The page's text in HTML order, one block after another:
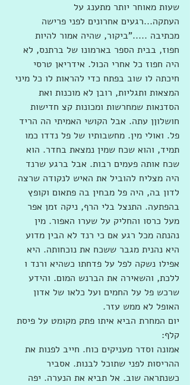
שעות מאוחר יותר מתענג על
העתקה...רגעים אחרונים לפני פרישה
מכתיבה ....."ביקור, שהיה אמור להיות
חפוז, בבית הספר בארמונו של ברתנס, לא
היה חפוז כל אחרי הכול. אידריאן טרסי
חיכתה לו שוב בפתח כדי להראות לו כל מיני
המצאות ותגליות, רובן לא מוכנות ואת
הסדנאות שמחרשות ומכונות קצ חדישות
חושלוןן עתה. אבל הקושי האמיתי הה הריד
פל. ואולי מין. מחשבותיו של פל נדדו כמו
תמיד, והוא שכח שמין נמצאת בחדר. הוא
שכח אותה פעמים רבות. אבל ברגע שרנד
היה מצליח להוביל את האיש לנקודה שרצה
לדון בה, היה פל מבחין בה פתאום וקופץ
בהפתעה. התנצל בלי הרף, ניקה זמן אפר
מעל כרסו והחליק על שערו האפור. מין
נהנתה מכל רגע אם כי רנד לא הבין מדוע
היא נהנית מגבר ששכח את נוכחותה. היא
אפילו נשקה לפל על פדחתו כשהיא ורנד ו
ללכת, והשאירה את הברנש המום. והידע
שרכש פל על החמים ועל כלאו של אדון
האופל לא ממש עזר.
יום המחרת הביא איתו פתק מקומט על פיסת
קלף:
אמונה וסדר מעניקים כוח. חייב לפנות את
ההריסות לפני שתוכל לבנות. אסביר
כשנתראה שוב. אל תביא את הנערה. יפה